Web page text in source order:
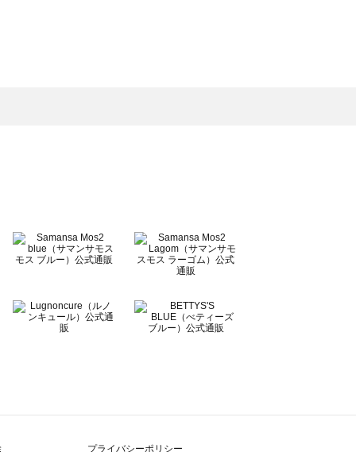
プライバシーポリシー